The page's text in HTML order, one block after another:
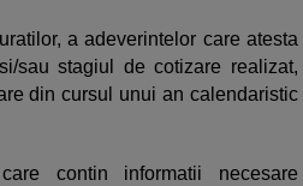
a adeverintelor care atesta
sau stagiul de cotizare realizat,
din cursul unui an calendaristic
contin informatii necesare